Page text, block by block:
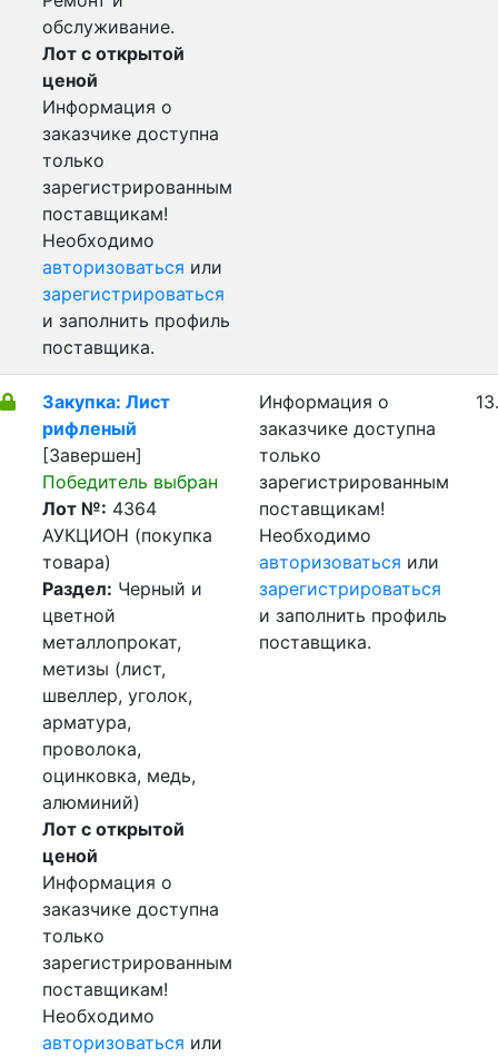
обслуживание.
Лот с открытой
ценой
Информация о
заказчике доступна
только
зарегистрированным
поставщикам!
Необходимо
авторизоваться или
зарегистрироваться
и заполнить профиль
поставщика.
Закупка: Лист
рифленый
[Завершен]
Победитель выбран
Лот №: 4364
АУКЦИОН (покупка
товара)
Раздел: Черный и
цветной
металлопрокат,
метизы (лист,
швеллер, уголок,
арматура,
проволока,
оцинковка, медь,
алюминий)
Лот с открытой
ценой
Информация о
заказчике доступна
только
зарегистрированным
поставщикам!
Необходимо
авторизоваться или
Информация о
заказчике доступна
только
зарегистрированным
поставщикам!
Необходимо
авторизоваться или
зарегистрироваться
и заполнить профиль
поставщика.